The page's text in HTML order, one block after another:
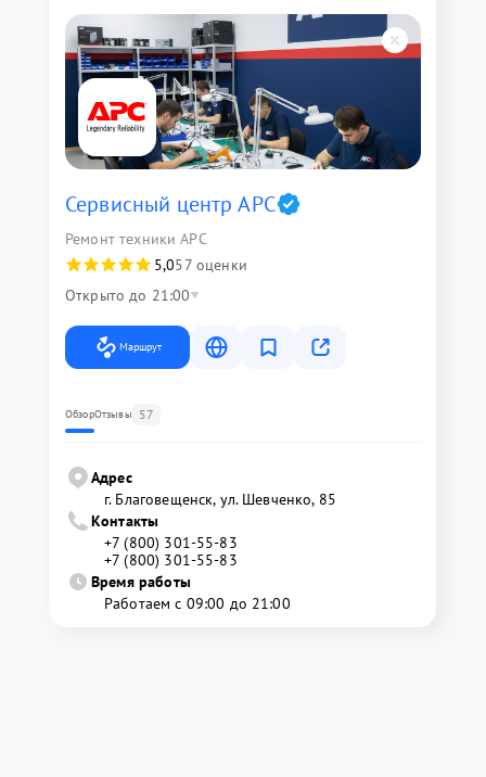
Сервисный центр APC
Ремонт техники APC
5,057 оценки
Открыто до 21:00
Маршрут
ОбзорОтзывы 57
Адрес
г. Благовещенск, ул. Шевченко, 85
Контакты
+7 (800) 301-55-83
+7 (800) 301-55-83
Время работы
Работаем с 09:00 до 21:00